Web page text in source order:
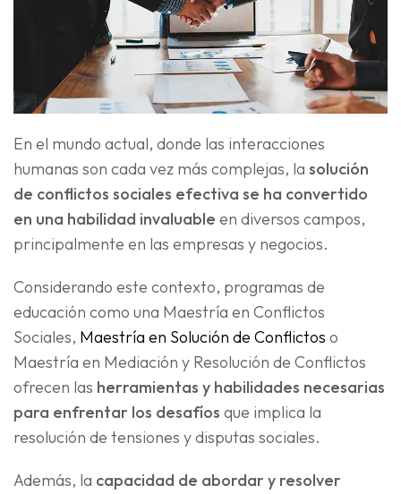
En el mundo actual, donde las interacciones
humanas son cada vez más complejas, la solución
de conflictos sociales efectiva se ha convertido
en una habilidad invaluable en diversos campos,
principalmente en las empresas y negocios.
Considerando este contexto, programas de
educación como una Maestría en Conflictos
Sociales, Maestría en Solución de Conflictos o
Maestría en Mediación y Resolución de Conflictos
ofrecen las herramientas y habilidades necesarias
para enfrentar los desafíos que implica la
resolución de tensiones y disputas sociales.
Además, la capacidad de abordar y resolver